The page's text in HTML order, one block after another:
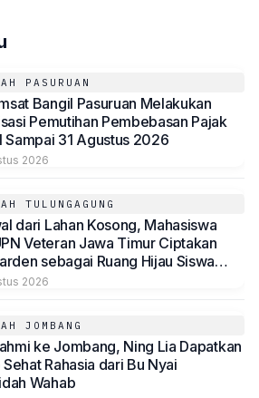
PASURUAN
Bangil Pasuruan Melakukan
Pemutihan Pembebasan Pajak
Sampai 31 Agustus 2026
2026
TULUNGAGUNG
dari Lahan Kosong, Mahasiswa
Veteran Jawa Timur Ciptakan
sebagai Ruang Hijau Siswa
Azhaar Tulungagung
2026
JOMBANG
ke Jombang, Ning Lia Dapatkan
Rahasia dari Bu Nyai
Wahab